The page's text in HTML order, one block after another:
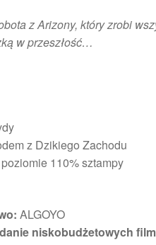
z Arizony, który zrobi
w przeszłość…
z Dzikiego Zachodu
110% sztampy
ALGOYO
niskobudżetowych